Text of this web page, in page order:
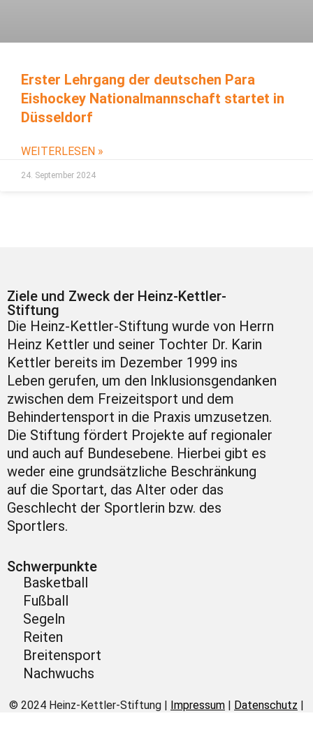
Erster Lehrgang der deutschen Para
Eishockey Nationalmannschaft startet in
Düsseldorf
WEITERLESEN »
24. September 2024
Ziele und Zweck der Heinz-Kettler-
Stiftung
Die Heinz-Kettler-Stiftung wurde von Herrn
Heinz Kettler und seiner Tochter Dr. Karin
Kettler bereits im Dezember 1999 ins
Leben gerufen, um den Inklusionsgendanken
zwischen dem Freizeitsport und dem
Behindertensport in die Praxis umzusetzen.
Die Stiftung fördert Projekte auf regionaler
und auch auf Bundesebene. Hierbei gibt es
weder eine grundsätzliche Beschränkung
auf die Sportart, das Alter oder das
Geschlecht der Sportlerin bzw. des
Sportlers.
Schwerpunkte
Basketball
Fußball
Segeln
Reiten
Breitensport
Nachwuchs
© 2024 Heinz-Kettler-Stiftung | Impressum | Datenschutz |